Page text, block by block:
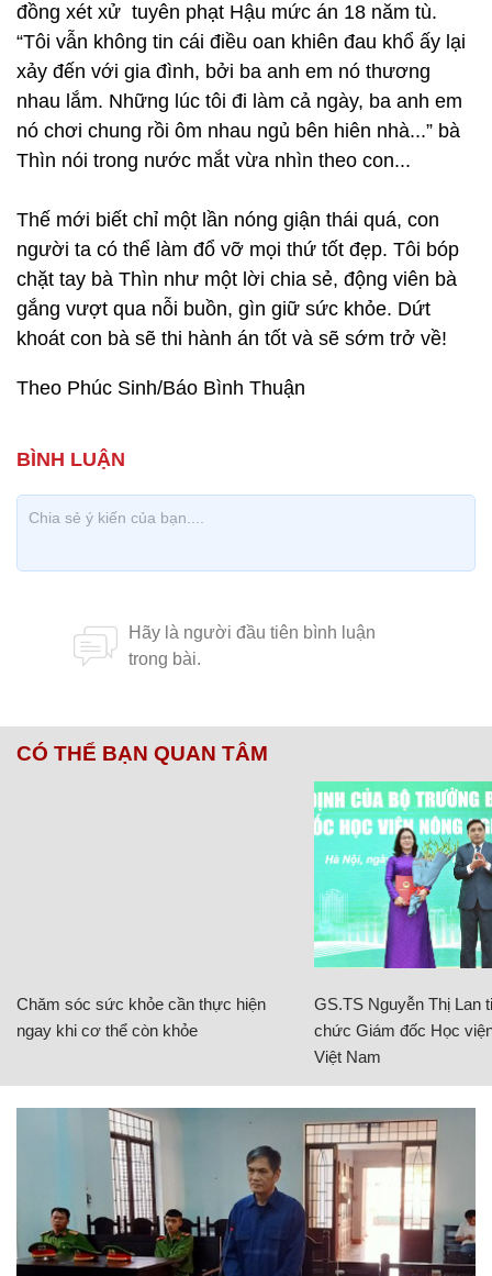
đồng xét xử tuyên phạt Hậu mức án 18 năm tù.
“Tôi vẫn không tin cái điều oan khiên đau khổ ấy lại
xảy đến với gia đình, bởi ba anh em nó thương
nhau lắm. Những lúc tôi đi làm cả ngày, ba anh em
nó chơi chung rồi ôm nhau ngủ bên hiên nhà...” bà
Thìn nói trong nước mắt vừa nhìn theo con...
Thế mới biết chỉ một lần nóng giận thái quá, con
người ta có thể làm đổ vỡ mọi thứ tốt đẹp. Tôi bóp
chặt tay bà Thìn như một lời chia sẻ, động viên bà
gắng vượt qua nỗi buồn, gìn giữ sức khỏe. Dứt
khoát con bà sẽ thi hành án tốt và sẽ sớm trở về!
Theo Phúc Sinh/Báo Bình Thuận
CÓ THỂ BẠN QUAN TÂM
Chăm sóc sức khỏe cần thực hiện
ngay khi cơ thể còn khỏe
GS.TS Nguyễn Thị Lan
chức Giám đốc Học
Việt Nam